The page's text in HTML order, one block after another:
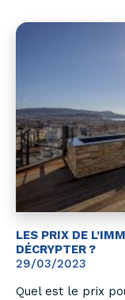
LES PRIX DE
DÉCRYPTER ?
29/03/2023
Quel est le prix